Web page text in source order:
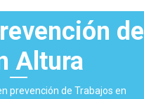
de
Altura
prevención de Trabajos en